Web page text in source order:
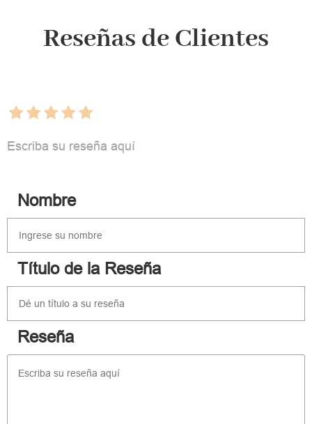
Reseñas de Clientes
Escriba su reseña aquí
Nombre
Título de la Reseña
Reseña